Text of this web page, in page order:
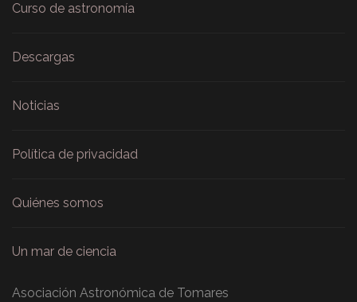
Curso de astronomía
Descargas
Noticias
Política de privacidad
Quiénes somos
Un mar de ciencia
Asociación Astronómica de Tomares